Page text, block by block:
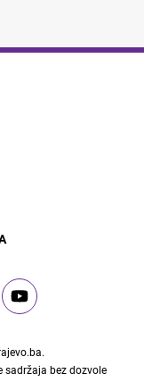
.
sadržaja bez dozvole